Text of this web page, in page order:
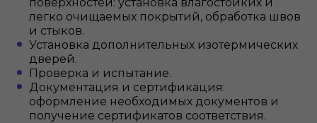
легко очищаемых покрытий, обработка швов
и стыков.
Установка дополнительных изотермических
дверей.
Проверка и испытание.
Документация и сертификация:
оформление необходимых документов и
получение сертификатов соответствия.